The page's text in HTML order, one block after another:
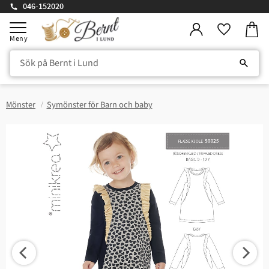
Meny
046-152020
Mönster Symönster för Barn och baby